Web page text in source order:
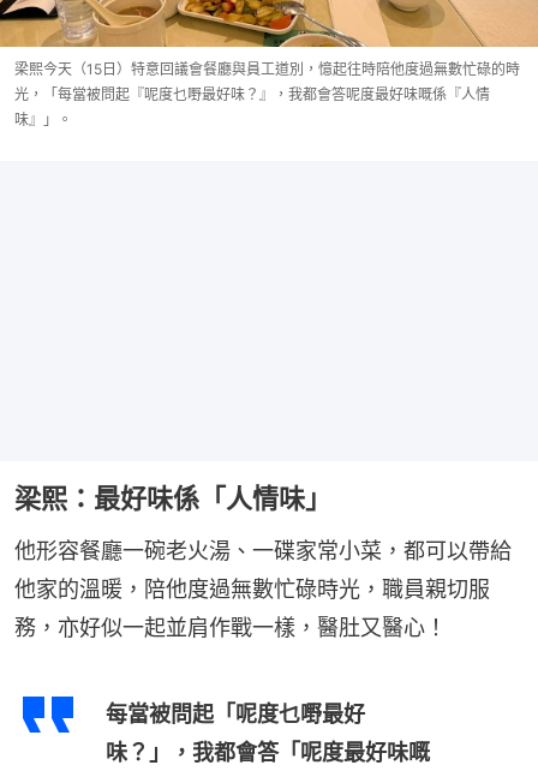
梁熙今天（15日）特意回議會餐廳與員工道別，憶起往時陪他度過無數忙碌的時
光，「每當被問起『呢度乜嘢最好味？』，我都會答呢度最好味嘅係『人情
味』」。
梁熙：最好味係「人情味」
他形容餐廳一碗老火湯、一碟家常小菜，都可以帶給
他家的溫暖，陪他度過無數忙碌時光，職員親切服
務，亦好似一起並肩作戰一樣，醫肚又醫心！
每當被問起「呢度乜嘢最好
味？」，我都會答「呢度最好味嘅